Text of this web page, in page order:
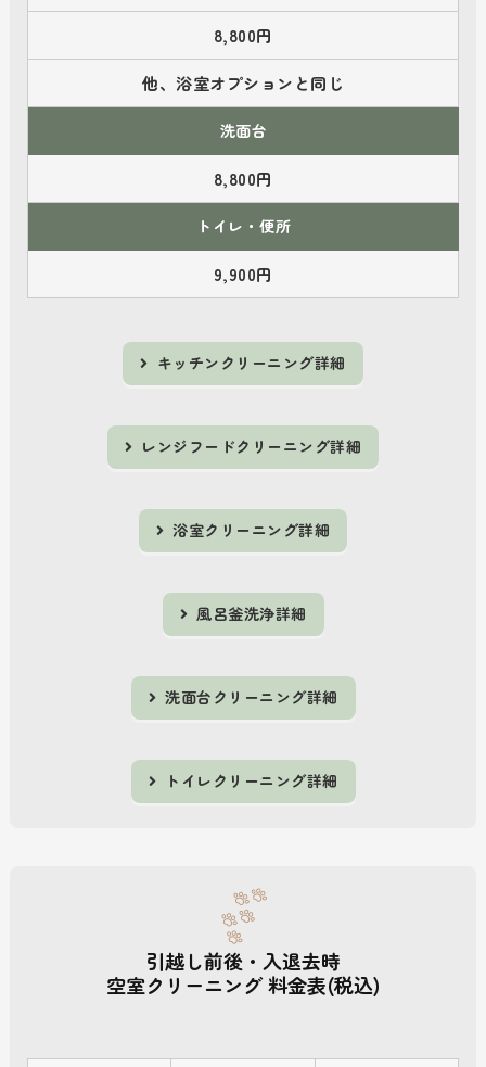
8,800円
他、浴室オプションと同じ
洗面台
8,800円
トイレ・便所
9,900円
キッチンクリーニング詳細
レンジフードクリーニング詳細
浴室クリーニング詳細
風呂釜洗浄詳細
洗面台クリーニング詳細
トイレクリーニング詳細
引越し前後・入退去時
空室クリーニング 料金表(税込)